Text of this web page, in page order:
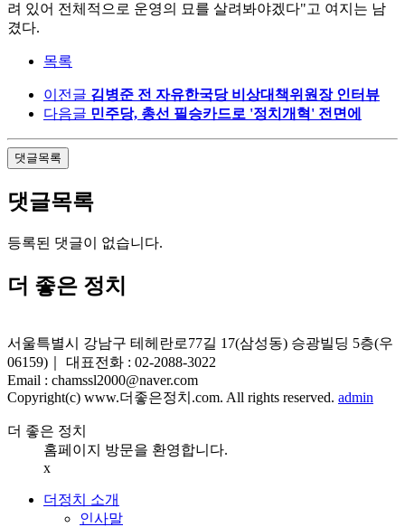
려 있어 전체적으로 운영의 묘를 살려봐야겠다"고 여지는 남
겼다.
목록
이전글 김병준 전 자유한국당 비상대책위원장 인터뷰
다음글 민주당, 총선 필승카드로 '정치개혁' 전면에
댓글목록
댓글목록
등록된 댓글이 없습니다.
더 좋은 정치
서울특별시 강남구 테헤란로77길 17(삼성동) 승광빌딩 5층(우
06159)｜ 대표전화 : 02-2088-3022
Email : chamssl2000@naver.com
Copyright(c) www.더좋은정치.com. All rights reserved. admin
더 좋은 정치
홈페이지 방문을 환영합니다.
x
더정치 소개
인사말